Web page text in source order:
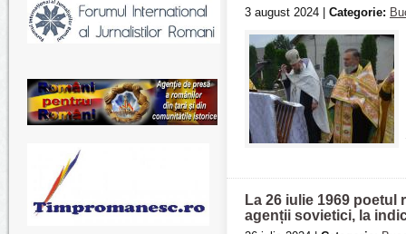
3 august 2024 | Categorie:
La 26 iulie 1969
agenții sovietici, la